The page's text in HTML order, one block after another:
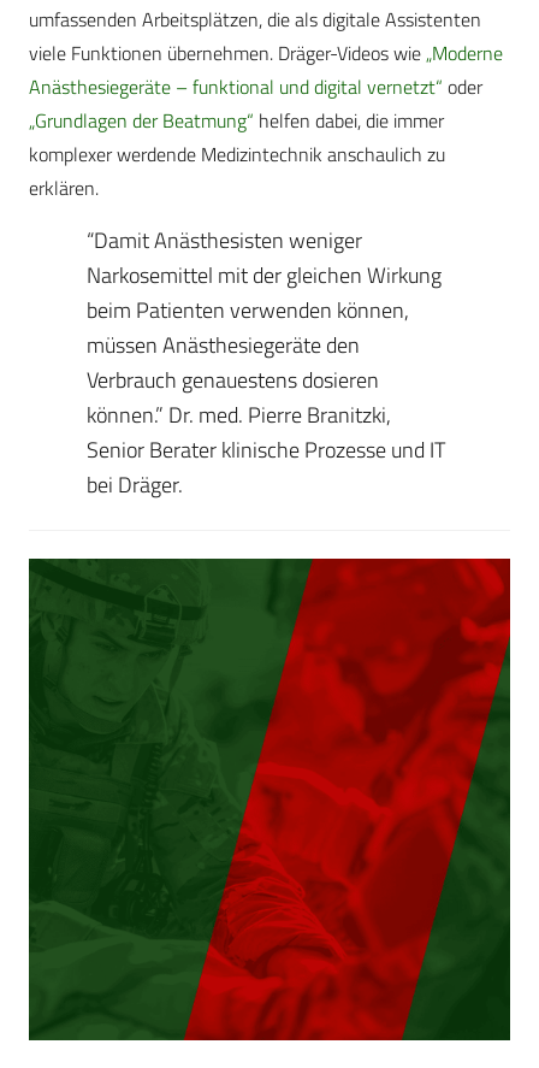
umfassenden Arbeitsplätzen, die als digitale Assistenten
viele Funktionen übernehmen. Dräger-Videos wie„Moderne
Anästhesiegeräte – funktional und digital vernetzt“ oder
„Grundlagen der Beatmung“ helfen dabei, die immer
komplexer werdende Medizintechnik anschaulich zu
erklären.
“Damit Anästhesisten weniger
Narkosemittel mit der gleichen Wirkung
beim Patienten verwenden können,
müssen Anästhesiegeräte den
Verbrauch genauestens dosieren
können.” Dr. med. Pierre Branitzki,
Senior Berater klinische Prozesse und IT
bei Dräger.